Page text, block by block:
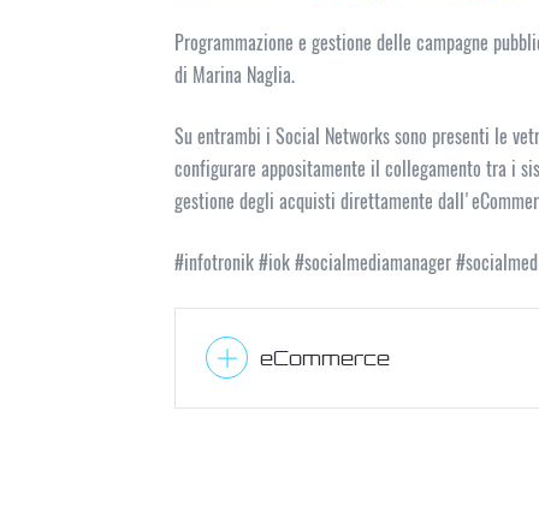
Programmazione e gestione delle campagne
di Marina Naglia.
Su entrambi i Social Networks sono presenti le
configurare appositamente il collegamento tra i
gestione degli acquisti direttamente
#infotronik #iok #socialmediamanager
eCommerce